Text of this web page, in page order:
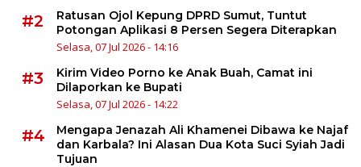
#2
Ratusan Ojol Kepung DPRD Sumut, Tuntut
Potongan Aplikasi 8 Persen Segera Diterapkan
Selasa, 07 Jul 2026 - 14:16
#3
Kirim Video Porno ke Anak Buah, Camat ini
Dilaporkan ke Bupati
Selasa, 07 Jul 2026 - 14:22
#4
Mengapa Jenazah Ali Khamenei Dibawa ke Najaf
dan Karbala? Ini Alasan Dua Kota Suci Syiah Jadi
Tujuan